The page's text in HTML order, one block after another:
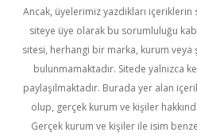
Ancak, üyelerimiz yazdıkları
siteye üye olarak bu sorumluluğu
sitesi, herhangi bir marka, kurum veya
bulunmamaktadır. Sitede yalnızca
paylaşılmaktadır. Burada yer alan
olup, gerçek kurum ve kişiler
Gerçek kurum ve kişiler ile isim